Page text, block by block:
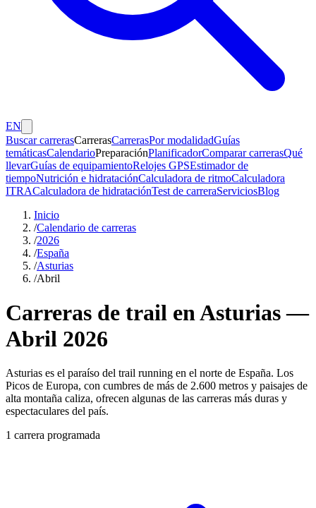
EN
Buscar carrerasCarrerasCarrerasPor modalidadGuías
temáticasCalendarioPreparaciónPlanificadorComparar carrerasQué
llevarGuías de equipamientoRelojes GPSEstimador de
tiempoNutrición e hidrataciónCalculadora de ritmoCalculadora
ITRACalculadora de hidrataciónTest de carreraServiciosBlog
Inicio
/Calendario de carreras
/2026
/España
/Asturias
/Abril
Carreras de trail en Asturias —
Abril 2026
Asturias es el paraíso del trail running en el norte de España. Los
Picos de Europa, con cumbres de más de 2.600 metros y paisajes de
alta montaña caliza, ofrecen algunas de las carreras más duras y
espectaculares del país.
1 carrera programada